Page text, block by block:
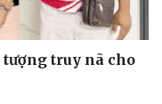
tượng truy nã cho